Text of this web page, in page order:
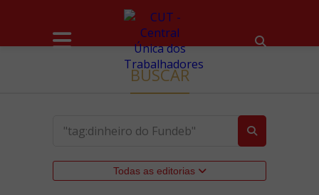
BUSCAR
Todas as editorias